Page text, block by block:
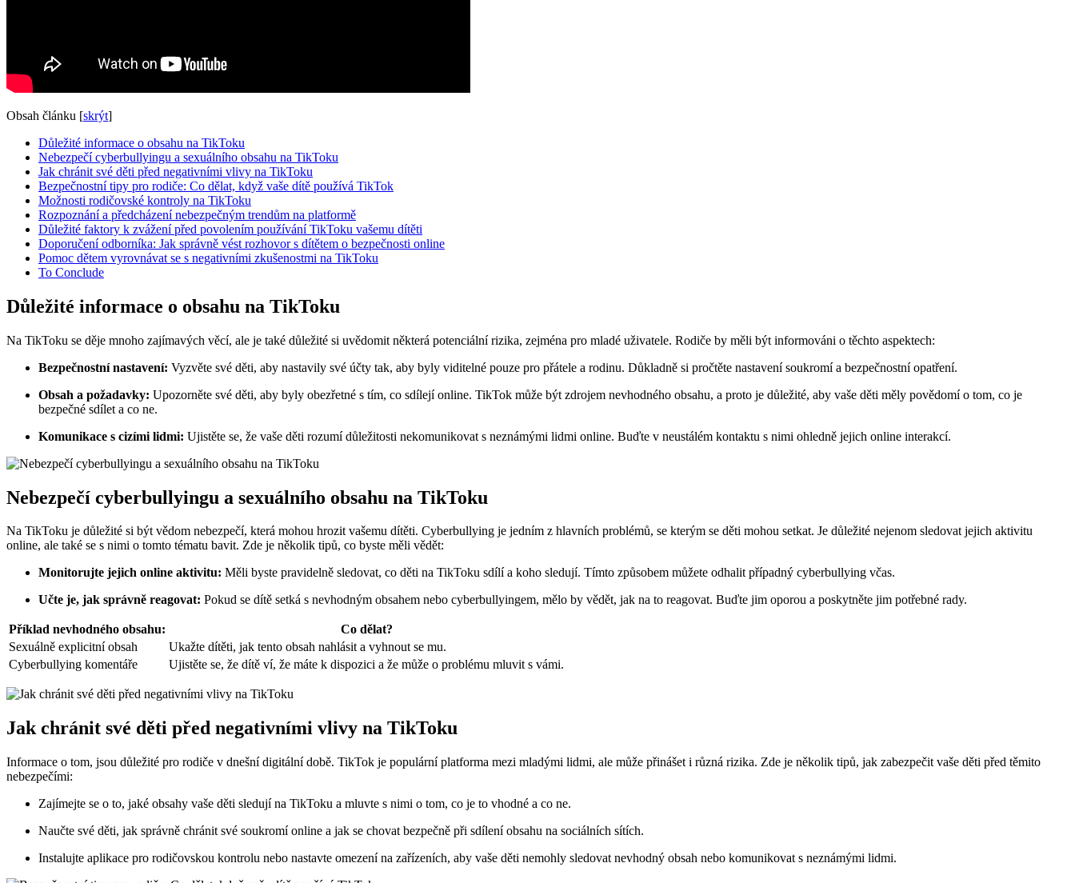
Obsah článku [skrýt]
Důležité informace o obsahu na TikToku
Nebezpečí cyberbullyingu a sexuálního obsahu na TikToku
Jak chránit své děti před negativními vlivy na TikToku
Bezpečnostní tipy pro rodiče: Co dělat, když vaše dítě používá TikTok
Možnosti rodičovské kontroly na TikToku
Rozpoznání a předcházení nebezpečným trendům na platformě
Důležité faktory k zvážení před povolením používání TikToku vašemu dítěti
Doporučení odborníka: Jak správně vést rozhovor s dítětem o bezpečnosti online
Pomoc dětem vyrovnávat se s negativními zkušenostmi na TikToku
To Conclude
Důležité informace o obsahu na TikToku
Na TikToku se děje mnoho zajímavých věcí, ale je také důležité si uvědomit některá potenciální rizika, zejména pro mladé uživatele. Rodiče by měli být informováni o těchto aspektech:
Bezpečnostní nastavení: Vyzvěte své děti, aby nastavily své účty tak, aby byly viditelné pouze pro přátele a rodinu. Důkladně si pročtěte nastavení soukromí a bezpečnostní opatření.
Obsah a požadavky: Upozorněte své děti, aby byly obezřetné s tím, co sdílejí online. TikTok může být zdrojem nevhodného obsahu, a proto je důležité, aby vaše děti měly povědomí o tom, co je
bezpečné sdílet a co ne.
Komunikace s cizími lidmi: Ujistěte se, že vaše děti rozumí důležitosti nekomunikovat s neznámými lidmi online. Buďte v neustálém kontaktu s nimi ohledně jejich online interakcí.
Nebezpečí cyberbullyingu a sexuálního obsahu na TikToku
Na TikToku je důležité si být vědom nebezpečí, která mohou hrozit vašemu dítěti. Cyberbullying je jedním z hlavních problémů, se kterým se děti mohou setkat. Je důležité nejenom sledovat jejich aktivitu
online, ale také se s nimi o tomto tématu bavit. Zde je několik tipů, co byste měli vědět:
Monitorujte jejich online aktivitu: Měli byste pravidelně sledovat, co děti na TikToku sdílí a koho sledují. Tímto způsobem můžete odhalit případný cyberbullying včas.
Učte je, jak správně reagovat: Pokud se dítě setká s nevhodným obsahem nebo cyberbullyingem, mělo by vědět, jak na to reagovat. Buďte jim oporou a poskytněte jim potřebné rady.
Příklad nevhodného obsahu:
Co dělat?
Sexuálně explicitní obsah
Ukažte dítěti, jak tento obsah nahlásit a vyhnout se mu.
Cyberbullying komentáře
Ujistěte se, že dítě ví, že máte k dispozici a že může o problému mluvit s vámi.
Jak chránit své děti před negativními vlivy na TikToku
Informace o tom, jsou důležité pro rodiče v dnešní digitální době. TikTok je populární platforma mezi mladými lidmi, ale může přinášet i různá rizika. Zde je několik tipů, jak zabezpečit vaše děti před těmito
nebezpečími:
Zajímejte se o to, jaké obsahy vaše děti sledují na TikToku a mluvte s nimi o tom, co je to vhodné a co ne.
Naučte své děti, jak správně chránit své soukromí online a jak se chovat bezpečně při sdílení obsahu na sociálních sítích.
Instalujte aplikace pro rodičovskou kontrolu nebo nastavte omezení na zařízeních, aby vaše děti nemohly sledovat nevhodný obsah nebo komunikovat s neznámými lidmi.